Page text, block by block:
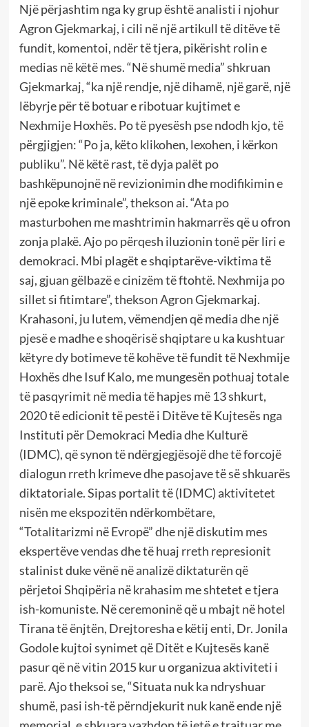
Një përjashtim nga ky grup është analisti i njohur
Agron Gjekmarkaj, i cili në një artikull të ditëve të
fundit, komentoi, ndër të tjera, pikërisht rolin e
medias në këtë mes. “Në shumë media” shkruan
Gjekmarkaj, “ka një rendje, një dihamë, një garë, një
lëbyrje për të botuar e ribotuar kujtimet e
Nexhmije Hoxhës. Po të pyesësh pse ndodh kjo, të
përgjigjen: “Po ja, këto klikohen, lexohen, i kërkon
publiku”. Në këtë rast, të dyja palët po
bashkëpunojnë në revizionimin dhe modifikimin e
një epoke kriminale”, thekson ai. “Ata po
masturbohen me mashtrimin hakmarrës që u ofron
zonja plakë. Ajo po përqesh iluzionin tonë për liri e
demokraci. Mbi plagët e shqiptarëve-viktima të
saj, gjuan gëlbazë e cinizëm të ftohtë. Nexhmija po
sillet si fitimtare”, thekson Agron Gjekmarkaj.
Krahasoni, ju lutem, vëmendjen që media dhe një
pjesë e madhe e shoqërisë shqiptare u ka kushtuar
këtyre dy botimeve të kohëve të fundit të Nexhmije
Hoxhës dhe Isuf Kalo, me mungesën pothuaj totale
të pasqyrimit në media të hapjes më 13 shkurt,
2020 të edicionit të pestë i Ditëve të Kujtesës nga
Instituti për Demokraci Media dhe Kulturë
(IDMC), që synon të ndërgjegjësojë dhe të forcojë
dialogun rreth krimeve dhe pasojave të së shkuarës
diktatoriale. Sipas portalit të (IDMC) aktivitetet
nisën me ekspozitën ndërkombëtare,
“Totalitarizmi në Evropë” dhe një diskutim mes
ekspertëve vendas dhe të huaj rreth represionit
stalinist duke vënë në analizë diktaturën që
përjetoi Shqipëria në krahasim me shtetet e tjera
ish-komuniste. Në ceremoninë që u mbajt në hotel
Tirana të ënjtën, Drejtoresha e këtij enti, Dr. Jonila
Godole kujtoi synimet që Ditët e Kujtesës kanë
pasur që në vitin 2015 kur u organizua aktiviteti i
parë. Ajo theksoi se, “Situata nuk ka ndryshuar
shumë, pasi ish-të përndjekurit nuk kanë ende një